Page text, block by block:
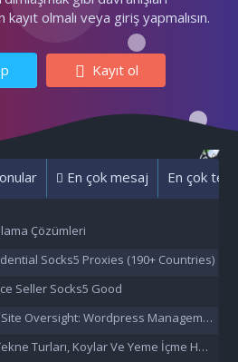
olmalı veya giriş yapmalısın.
Kayıt ol
En çok mesaj En çok
Çözümleri
Socks5 Proxies (190+ Countries)
Seller Socks5 Good
Oversight: Wordpress Management Aı
Koylar Ve Yeme İçme Hakkında Eşsiz Bilgiler